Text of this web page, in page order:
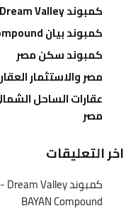
كمبوند Dream Valley
كمبوند بيان BAYAN Compound
كمبوند سكن مصر
مصر والاستثمار
عقارات الساحل
مصر
اخر التعليقات
كمبوند Dream Valley - بوابة مصر العقارية
BAYAN Compound